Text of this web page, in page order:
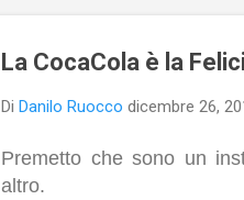
La CocaCola è la
Di Danilo Ruocco dicembre 26,
Premetto che sono un
altro.